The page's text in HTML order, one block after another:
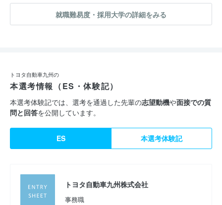
就職難易度・採用大学の詳細をみる
トヨタ自動車九州の
本選考情報（ES・体験記）
本選考体験記では、選考を通過した先輩の志望動機や面接での質
問と回答を公開しています。
ES 本選考体験記
トヨタ自動車九州株式会社
事務職